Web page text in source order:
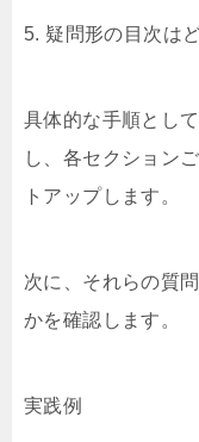
5. 疑問形の目次は
具体的な手順とし
し、各セクション
トアップします。
次に、それらの質
かを確認します。
実践例